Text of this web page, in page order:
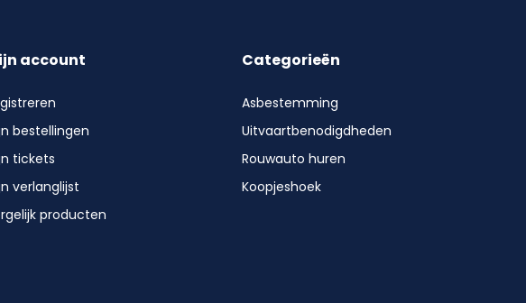
account
bestellingen
tickets
verlanglijst
producten
Categorieën
Asbestemming
Uitvaartbenodigdheden
Rouwauto huren
Koopjeshoek